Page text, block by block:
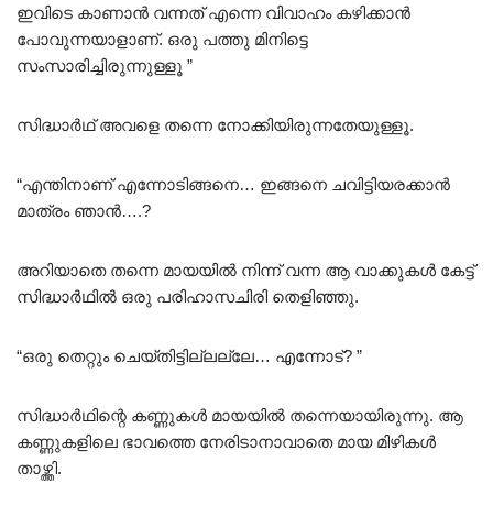
ഇവിടെ കാണാൻ വന്നത് എന്നെ വിവാഹം കഴിക്കാൻ
പോവുന്നയാളാണ്. ഒരു പത്തു മിനിട്ടെ
സംസാരിച്ചിരുന്നുള്ളൂ ”
സിദ്ധാർഥ് അവളെ തന്നെ നോക്കിയിരുന്നതേയുള്ളൂ.
“എന്തിനാണ് എന്നോടിങ്ങനെ… ഇങ്ങനെ ചവിട്ടിയരക്കാൻ
മാത്രം ഞാൻ….?
അറിയാതെ തന്നെ മായയിൽ നിന്ന് വന്ന ആ വാക്കുകൾ കേട്ട്
സിദ്ധാർഥിൽ ഒരു പരിഹാസചിരി തെളിഞ്ഞു.
“ഒരു തെറ്റും ചെയ്തിട്ടില്ലല്ലേ… എന്നോട്? ”
സിദ്ധാർഥിന്റെ കണ്ണുകൾ മായയിൽ തന്നെയായിരുന്നു. ആ
കണ്ണുകളിലെ ഭാവത്തെ നേരിടാനാവാതെ മായ മിഴികൾ
താഴ്ത്തി.